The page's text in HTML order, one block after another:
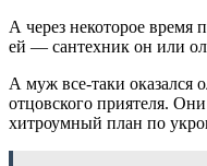
А через некоторое время
ей — сантехник он или
А муж все-таки оказался
отцовского приятеля.
хитроумный план по